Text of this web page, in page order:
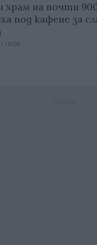
храм на почти
под кафене за
16:00